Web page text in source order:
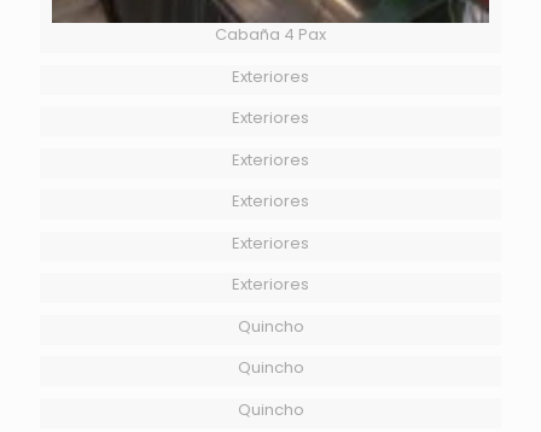
Cabaña 4 Pax
Exteriores
Exteriores
Exteriores
Exteriores
Exteriores
Exteriores
Quincho
Quincho
Quincho